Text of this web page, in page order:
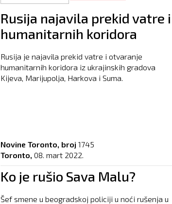
Rusija najavila prekid vatre
humanitarnih koridora
Rusija je najavila prekid vatre i otvaranje
humanitarnih koridora iz ukrajinskih gradova
Kijeva, Marijupolja, Harkova i Suma.
Novine Toronto, broj 1745
Toronto, 08. mart 2022.
Ko je rušio Sava Malu?
Šef smene u beogradskoj policiji u noći rušenja u
Pages